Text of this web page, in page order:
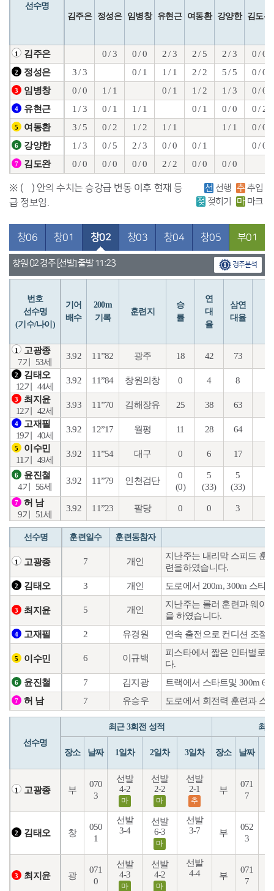
선수명
김주은
정성은 임병창 유현근 여동환 강양한 김도완
1 김주은 0 / 3 0 / 0 2 / 3 2 / 5 2 / 3 0 / 0
2 정성은 3 / 3 0 / 1 1 / 1 2 / 2 5 / 5 0 / 0
3 임병창 0 / 0 1 / 1 0 / 1 1 / 2 1 / 3 0 / 0
4 유현근 1 / 3 0 / 1 1 / 1 0 / 1 0 / 0 0 / 2
5 여동환 3 / 5 0 / 2 1 / 2 1 / 1 1 / 1 0 / 0
6 강양한 1 / 3 0 / 5 2 / 3 0 / 0 0 / 1 0 / 0
7 김도완 0 / 0 0 / 0 0 / 0 2 / 2 0 / 0 0 / 0
※ ( ) 안의 수치는 승강급 변동 이후 현재 등
급 정보임.
선 선행 추 추입
젖 젖히기 마 마크
창06 창01 창02 창03 창04 창05 부01
창원 02 경주 [선발] 출발 11:23 경주분석
번호
선수명
(기수/나이)
기어
배수
200m
기록
훈련지
승
률
연
대
율
삼연
대율
1
고광종
7기
53세
3.92 11”82 광주 18 42 73
2
김태오
12기
44세
3.92 11”84 창원의창 0 4 8
3
최지윤
12기
42세
3.93 11”70 김해장유 25 38 63
4
고재필
19기
40세
3.92 12”17 월평 11 28 64
5
이수민
11기
49세
3.92 11”54 대구 0 6 17
6
윤진철
4기
56세
3.92 11”79 인천검단
0
(0)
5
(33)
5
(33)
7
허 남
9기
51세
3.92 11”23 팔당 0 0 3
선수명 훈련일수 훈련동참자
1 고광종 7 개인
지난주는 내리막 스피드 훈
련을하였습니다.
2 김태오 3 개인 도로에서 200m, 300m 스타
3 최지윤 5 개인
지난주는 롤러 훈련과 웨이
을 하였습니다.
4 고재필 2 유경원 연속 출전으로 컨디션 조절
5 이수민 6 이규백
피스타에서 짧은 인터벌로
다.
6 윤진철 7 김지광 트랙에서 스타트및 300m
7 허 남 7 유승우 도로에서 회전력 훈련과 스
선수명
최근 3회전 성적 최
장소 날짜 1일차 2일차 3일차 장소 날짜
1 고광종 부
070
3
선발
4-2
마
선발
2-2
마
선발
2-1
추
부
071
7
2 김태오 창
050
1
선발
3-4
선발
6-3
마
선발
3-7
부
052
3
3 최지윤 광
071
0
선발
4-3
마
선발
4-2
마
선발
4-4
부
071
7